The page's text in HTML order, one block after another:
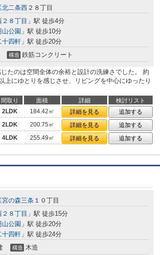
北二条西 ２８丁目
２８丁目 」駅 徒歩4分
山公園 」駅 徒歩10分
十四軒 」駅 徒歩20分
構造 鉄筋コンクリート
たのは空間全体の余裕と設計の洗練さでした。 約
上にゆとりを感じさせ、リビングを中心にゆったり
間取り 面積 詳細
検討リスト
2LDK 184.42㎡ 詳細を見る
追加する
2LDK 200.75㎡ 詳細を見る
追加する
4LDK 255.49㎡ 詳細を見る 追加する
宮の森三条 １０丁目
２８丁目 」駅 徒歩15分
山公園 」駅 徒歩20分
十四軒 」駅 徒歩24分
構造 木造